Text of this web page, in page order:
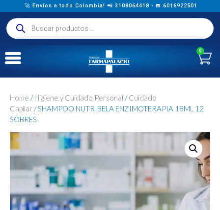
🚀 Envíos a todo Colombia! 📲 3108064418 - ☎️ 6016922501
0
Home /Higiene y Cuidado Personal /Cuidado
Capilar / SHAMPOO NUTRIBELA ENZIMOTERAPIA 18ML 12
SOBRES